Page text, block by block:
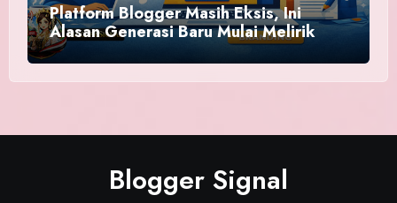
Platform Blogger Masih Eksis, Ini
Alasan Generasi Baru Mulai Melirik
Blogger Signal